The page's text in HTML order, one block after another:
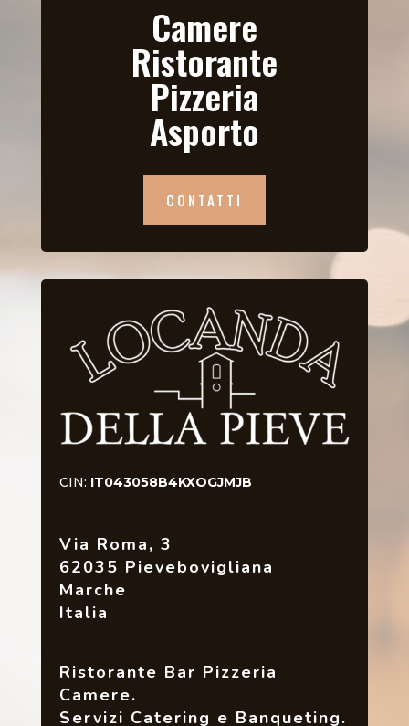
Camere
Ristorante
Pizzeria
Asporto
CONTATTI
CIN: IT043058B4KXOGJMJB
Via Roma, 3
62035 Pievebovigliana
Marche
Italia
Ristorante Bar Pizzeria
Camere.
Servizi Catering e Banqueting.